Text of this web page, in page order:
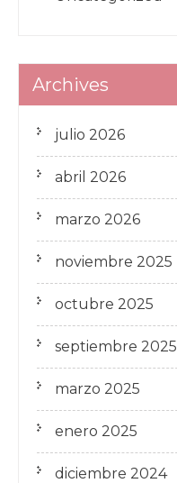
Archives
julio 2026
abril 2026
marzo 2026
noviembre 2025
octubre 2025
septiembre 2025
marzo 2025
enero 2025
diciembre 2024